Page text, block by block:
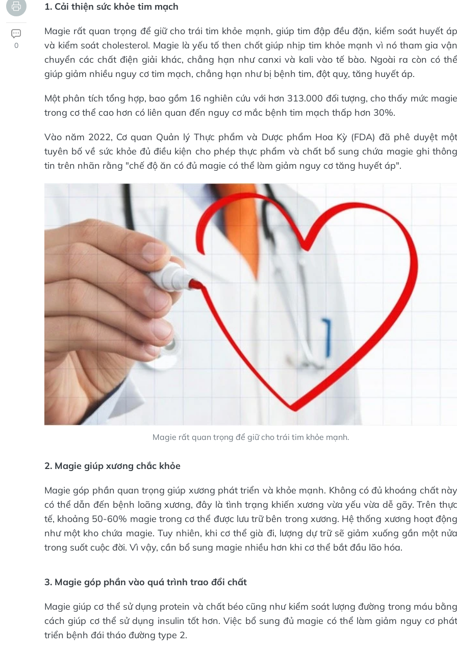
0
1. Cải thiện sức khỏe tim mạch
Magie rất quan trọng để giữ cho trái tim khỏe mạnh, giúp tim đập đều đặn, kiểm soát huyết áp
và kiểm soát cholesterol. Magie là yếu tố then chốt giúp nhịp tim khỏe mạnh vì nó tham gia vận
chuyển các chất điện giải khác, chẳng hạn như canxi và kali vào tế bào. Ngoài ra còn có thể
giúp giảm nhiều nguy cơ tim mạch, chẳng hạn như bị bệnh tim, đột quỵ, tăng huyết áp.
Một phân tích tổng hợp, bao gồm 16 nghiên cứu với hơn 313.000 đối tượng, cho thấy mức magie
trong cơ thể cao hơn có liên quan đến nguy cơ mắc bệnh tim mạch thấp hơn 30%.
Vào năm 2022, Cơ quan Quản lý Thực phẩm và Dược phẩm Hoa Kỳ (FDA) đã phê duyệt một
tuyên bố về sức khỏe đủ điều kiện cho phép thực phẩm và chất bổ sung chứa magie ghi thông
tin trên nhãn rằng "chế độ ăn có đủ magie có thể làm giảm nguy cơ tăng huyết áp".
Magie rất quan trọng để giữ cho trái tim khỏe mạnh.
2. Magie giúp xương chắc khỏe
Magie góp phần quan trọng giúp xương phát triển và khỏe mạnh. Không có đủ khoáng chất này
có thể dẫn đến bệnh loãng xương, đây là tình trạng khiến xương vừa yếu vừa dễ gãy. Trên thực
tế, khoảng 50-60% magie trong cơ thể được lưu trữ bên trong xương. Hệ thống xương hoạt động
như một kho chứa magie. Tuy nhiên, khi cơ thể già đi, lượng dự trữ sẽ giảm xuống gần một nửa
trong suốt cuộc đời. Vì vậy, cần bổ sung magie nhiều hơn khi cơ thể bắt đầu lão hóa.
3. Magie góp phần vào quá trình trao đổi chất
Magie giúp cơ thể sử dụng protein và chất béo cũng như kiểm soát lượng đường trong máu bằng
cách giúp cơ thể sử dụng insulin tốt hơn. Việc bổ sung đủ magie có thể làm giảm nguy cơ phát
triển bệnh đái tháo đường type 2.